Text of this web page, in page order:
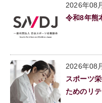
2026年08
令和8年熊
2026年08
スポーツ
ためのリ